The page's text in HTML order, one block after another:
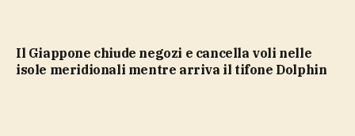
Il Giappone chiude negozi e cancella voli nelle
isole meridionali mentre arriva il tifone Dolphin